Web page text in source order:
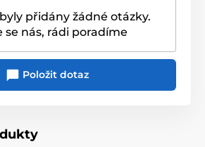
ručně př 30 °C
Design
přidány žádné otázky.
se nás, rádi poradíme
Položit dotaz